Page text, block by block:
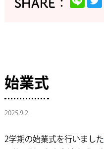
始業式
2025.9.2
2学期の始業式を行いました